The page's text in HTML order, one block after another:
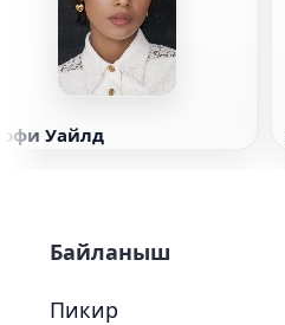
Уайлд
Байланыш
Пикир